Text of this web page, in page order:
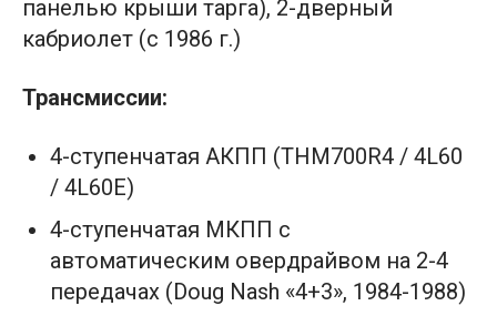
панелью крыши тарга), 2-дверный
кабриолет (с 1986 г.)
Трансмиссии:
4-ступенчатая АКПП (THM700R4 / 4L60
/ 4L60E)
4-ступенчатая МКПП с
автоматическим овердрайвом на 2-4
передачах (Doug Nash «4+3», 1984-1988)